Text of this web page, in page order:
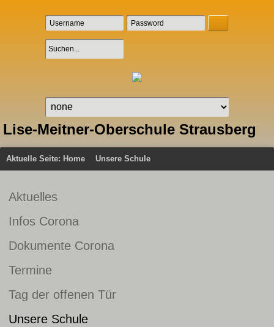
Lise-Meitner-Oberschule Strausberg
Aktuelle Seite: Home Unsere Schule
Aktuelles
Infos Corona
Dokumente Corona
Termine
Tag der offenen Tür
Unsere Schule